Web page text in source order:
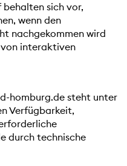
sich vor,
wenn den
nachgekommen wird
interaktiven
homburg.de steht unter
Verfügbarkeit,
durch technische